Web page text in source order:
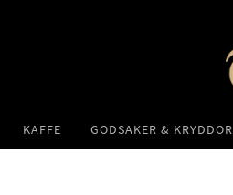
KAFFE GODSAKER & KRYDDOR